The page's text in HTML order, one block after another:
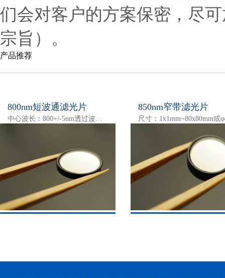
们会对客户的方案保密，尽
宗旨）。
产品推荐
800nm短波通滤光片
中心波长：800+/-5nm透过波段：350-790nm截止波长：810-1100nm峰值透过率 ：>90%( 按客户需求）产品尺寸 ：( 按客户需求 )截止深度 ：>OD4-OD6 UV-NIR产品材质 ：光学级别类玻璃（ K9,BK7,B27…
850nm窄带滤光片